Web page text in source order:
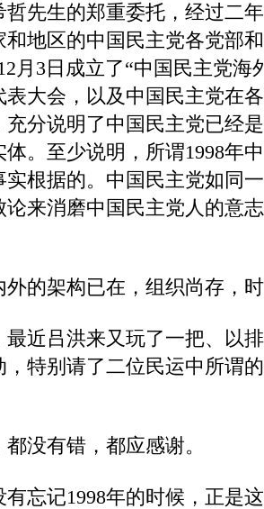
哲先生的郑重委托，经过二
地区的中国民主党各党部
月3日成立了“中国民主党海
表大会，以及中国民主党在
充分说明了中国民主党已经
。至少说明，所谓1998年
实根据的。中国民主党如同
论来消磨中国民主党人的意
外的架构已在，组织尚存，
最近吕洪来又玩了一把、以
，特别请了二位民运中所谓
没有错，都应感谢。
忘记1998年的时候，正是